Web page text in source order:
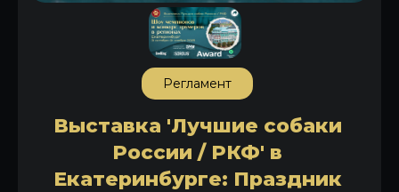
Регламент
Выставка 'Лучшие собаки
России / РКФ' в
Екатеринбурге: Праздник